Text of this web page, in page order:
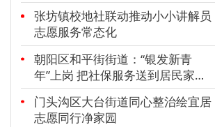
宣传思想文化人才
专题
资料库
张坊镇校地社联动推动小小讲解员
志愿服务常态化
朝阳区和平街街道：“银发新青
年”上岗 把社保服务送到居民家门
口
门头沟区大台街道同心整治绘宜居
志愿同行净家园